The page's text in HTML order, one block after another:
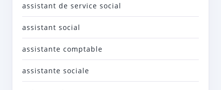
assistant de service social
assistant social
assistante comptable
assistante sociale